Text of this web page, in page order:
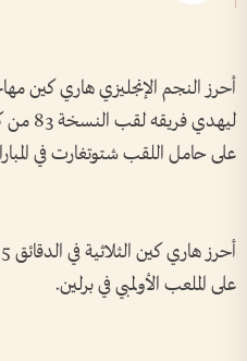
أحرز النجم الإنجليزي هاري كين
على حامل اللقب شتوتغارت في
على الملعب الأولمبي في برلين.